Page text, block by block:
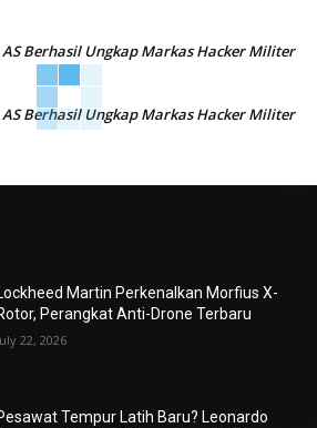
Berhasil Ungkap Markas Hacker Militer
Berhasil Ungkap Markas Hacker Militer
Martin Perkenalkan Morfius X-
Perangkat Anti-Drone Terbaru
22, 2026
Tempur Latih Baru? Leonardo